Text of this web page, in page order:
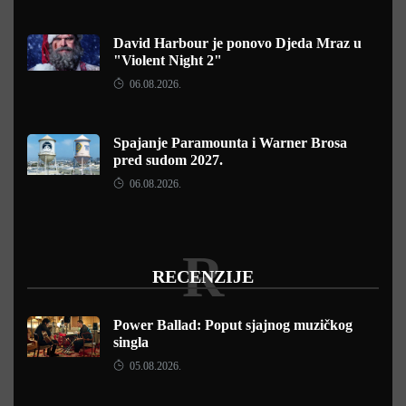
David Harbour je ponovo Djeda Mraz u
"Violent Night 2"
06.08.2026.
Spajanje Paramounta i Warner Brosa
pred sudom 2027.
06.08.2026.
RECENZIJE
R
Power Ballad: Poput sjajnog muzičkog
singla
05.08.2026.